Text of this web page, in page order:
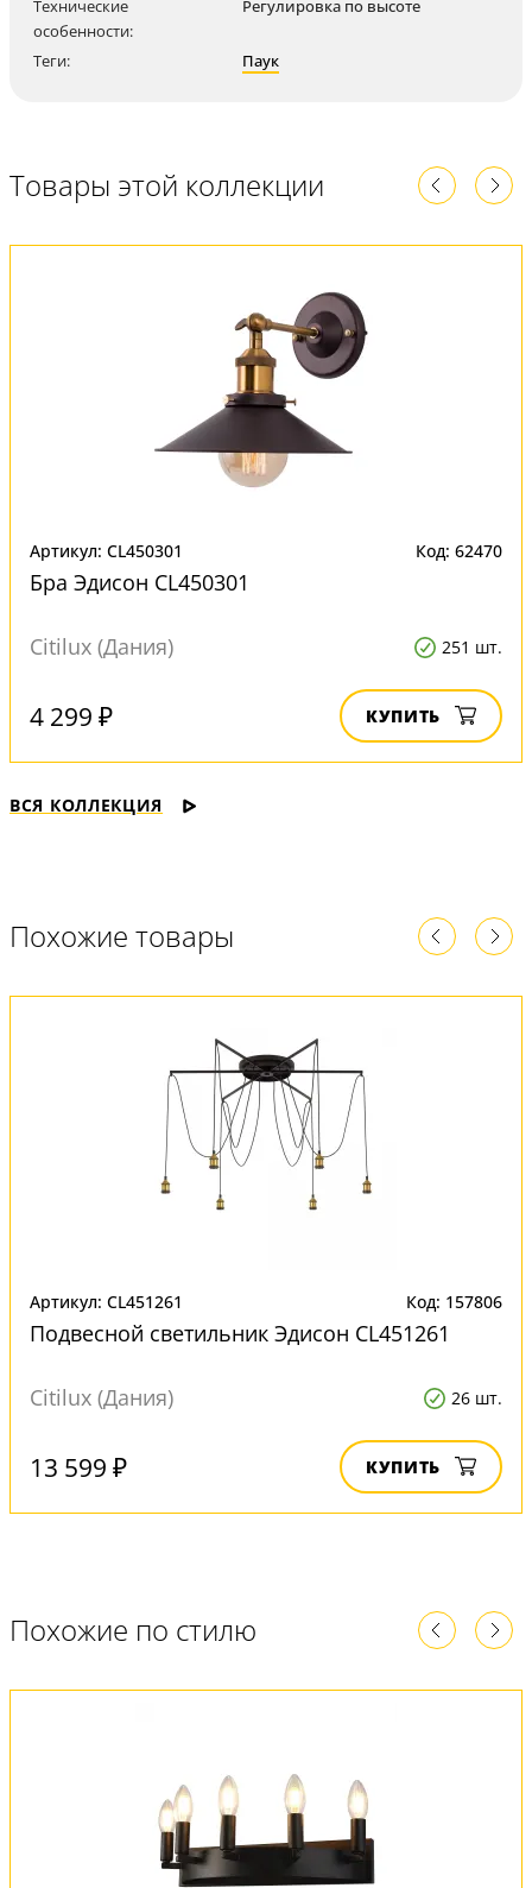
Технические
особенности:
Регулировка по высоте
Теги: Паук
Товары этой коллекции
Артикул: CL450301 Код: 62470
Бра Эдисон CL450301
Citilux (Дания) 251 шт.
4 299 ₽ КУПИТЬ
ВСЯ КОЛЛЕКЦИЯ
Похожие товары
Артикул: CL451261 Код: 157806
Подвесной светильник Эдисон CL451261
Citilux (Дания) 26 шт.
13 599 ₽ КУПИТЬ
Похожие по стилю